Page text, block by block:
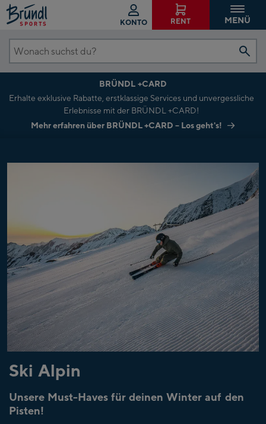
KONTO RENT MENÜ
Wonach
suchst
BRÜNDL +CARD
Erhalte exklusive Rabatte, erstklassige Services und unvergessliche
Erlebnisse mit der BRÜNDL +CARD!
Mehr erfahren über BRÜNDL +CARD – Los geht's!
Ski Alpin
Unsere Must-Haves für deinen Winter auf den
Pisten!